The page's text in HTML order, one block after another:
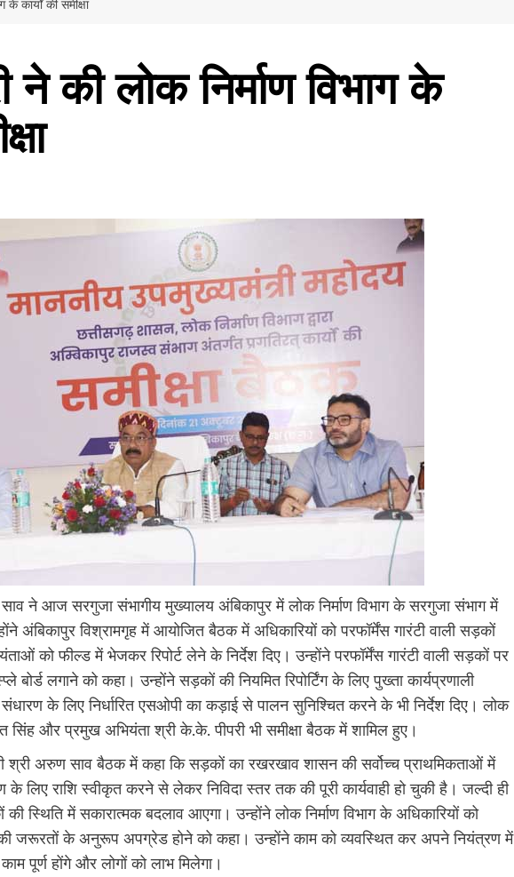
कार्यों की समीक्षा
की लोक निर्माण विभाग के
ने आज सरगुजा संभागीय मुख्यालय अंबिकापुर में लोक निर्माण विभाग के सरगुजा संभाग में
अंबिकापुर विश्रामगृह में आयोजित बैठक में अधिकारियों को परफॉर्मेंस गारंटी वाली सड़कों
को फील्ड में भेजकर रिपोर्ट लेने के निर्देश दिए। उन्होंने परफॉर्मेंस गारंटी वाली सड़कों पर
बोर्ड लगाने को कहा। उन्होंने सड़कों की नियमित रिपोर्टिंग के लिए पुख्ता कार्यप्रणाली
के लिए निर्धारित एसओपी का कड़ाई से पालन सुनिश्चित करने के भी निर्देश दिए। लोक
सिंह और प्रमुख अभियंता श्री के.के. पीपरी भी समीक्षा बैठक में शामिल हुए।
श्री अरुण साव बैठक में कहा कि सड़कों का रखरखाव शासन की सर्वोच्च प्राथमिकताओं में
लिए राशि स्वीकृत करने से लेकर निविदा स्तर तक की पूरी कार्यवाही हो चुकी है। जल्दी ही
में सकारात्मक बदलाव आएगा। उन्होंने लोक निर्माण विभाग के अधिकारियों को
जरूरतों के अनुरूप अपग्रेड होने को कहा। उन्होंने काम को व्यवस्थित कर अपने नियंत्रण में
पूर्ण होंगे और लोगों को लाभ मिलेगा।